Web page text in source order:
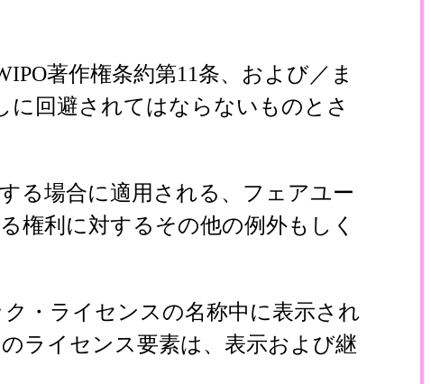
著作権条約第11条、および／ま
に回避されてはならないものとさ
る場合に適用される、フェアユー
権利に対するその他の例外もしく
・ライセンスの名称中に表示され
ライセンス要素は、表示および継